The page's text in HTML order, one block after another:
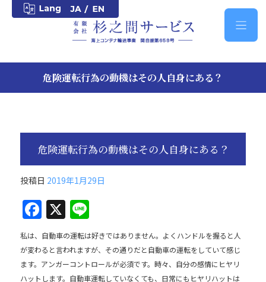
危険運転行為の動機はその人自身にある？
危険運転行為の動機はその人自身にある？
投稿日 2019年1月29日
F
a
c
e
X Li
n
e
私は、自動車の運転は好きではありません。よくハンドルを握ると人
が変わると言われますが、その通りだと自動車の運転をしていて感じ
ます。アンガーコントロールが必須です。時々、自分の感情にヒヤリ
ハットします。自動車運転していなくても、日常にもヒヤリハットは